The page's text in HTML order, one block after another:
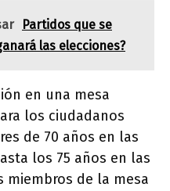
Partidos que se
las elecciones?
en una mesa
los ciudadanos
de 70 años en las
los 75 años en las
miembros de la mesa